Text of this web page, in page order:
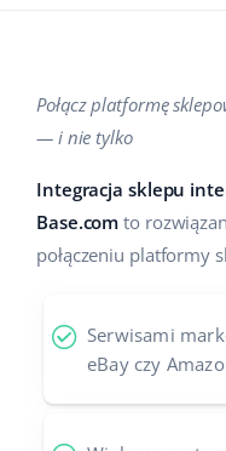
Najważniejsze funkcje
Sprzedaż na
Automatyzacja
Automatyzacja cen
AI dla e-commerce
Dom i ogród
Dziecko
Elektronika
Supermarket
Pomoc
Akademia
Blog
Usługi
Konsultacje i szkolenia
Polski
english (US)
english (IN)
deutsch
Połącz platformę
— i nie tylko
Integracja sklepu
Base.com to
połączeniu platformy
Serwisami
eBay czy